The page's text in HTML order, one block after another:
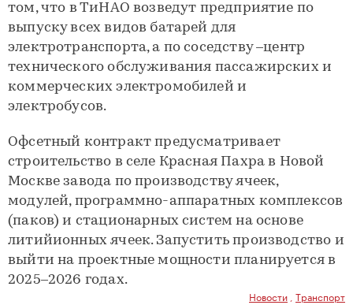
том, что в ТиНАО возведут предприятие по
выпуску всех видов батарей для
электротранспорта, а по соседству –центр
технического обслуживания пассажирских и
коммерческих электромобилей и
электробусов.
Офсетный контракт предусматривает
строительство в селе Красная Пахра в Новой
Москве завода по производству ячеек,
модулей, программно-аппаратных комплексов
(паков) и стационарных систем на основе
литийионных ячеек. Запустить производство и
выйти на проектные мощности планируется в
2025–2026 годах.
Новости Транспорт